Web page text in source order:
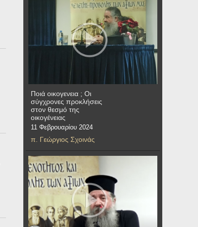
Ποιά οικογενεια ; Οι
σύγχρονες προκλήσεις
στον θεσμό της
οικογένειας
11 Φεβρουαρίου 2024
π. Γεώργιος Σχοινάς